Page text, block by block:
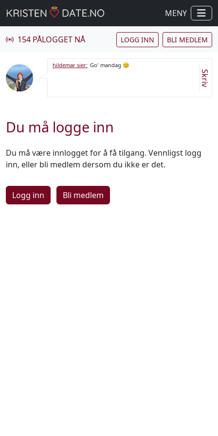
MENY
154 PÅLOGGET NÅ LOGG INN BLI MEDLEM
hildemar sier: Go' mandag 😊
Skriv
Du må logge inn
Du må være innlogget for å få tilgang. Vennligst logg
inn, eller bli medlem dersom du ikke er det.
Logg inn